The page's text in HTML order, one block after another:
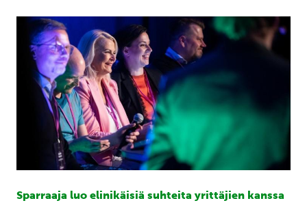
Sparraaja luo elinikäisiä suhteita yrittäjien kanssa